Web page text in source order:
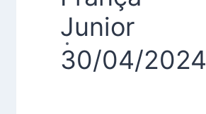
Junior
30/04/2024